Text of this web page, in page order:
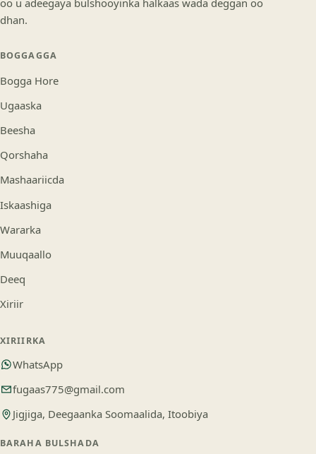
oo u adeegaya bulshooyinka halkaas wada deggan oo
dhan.
BOGGAGGA
Bogga Hore
Ugaaska
Beesha
Qorshaha
Mashaariicda
Iskaashiga
Wararka
Muuqaallo
Deeq
Xiriir
XIRIIRKA
WhatsApp
fugaas775@gmail.com
Jigjiga, Deegaanka Soomaalida, Itoobiya
BARAHA BULSHADA